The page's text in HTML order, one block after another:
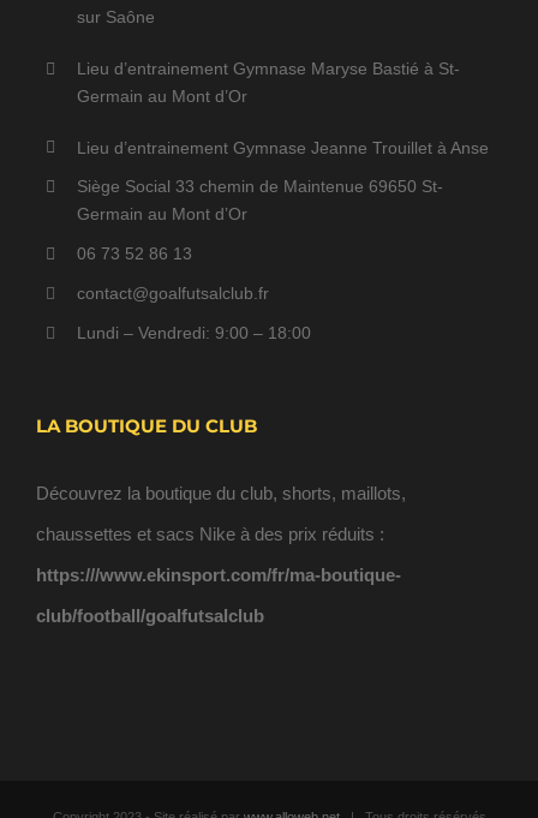
sur Saône
Lieu d’entrainement Gymnase Maryse Bastié à St-
Germain au Mont d’Or
Lieu d’entrainement Gymnase Jeanne Trouillet à Anse
Siège Social 33 chemin de Maintenue 69650 St-
Germain au Mont d’Or
06 73 52 86 13
contact@goalfutsalclub.fr
Lundi – Vendredi: 9:00 – 18:00
LA BOUTIQUE DU CLUB
Découvrez la boutique du club, shorts, maillots,
chaussettes et sacs Nike à des prix réduits :
https:///www.ekinsport.com/fr/ma-boutique-
club/football/goalfutsalclub